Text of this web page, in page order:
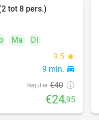
tot 8 pers.)
Ma
Di
9.5 star
9 min. directions_car
Regulier €40
€24,95